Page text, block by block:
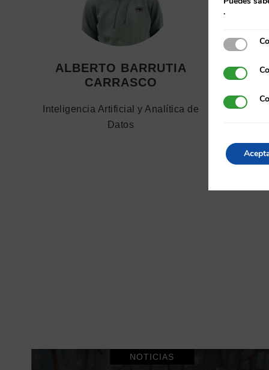
ALBERTO BARRUTIA
CARRASCO
Inteligencia Artificial y Analítica de
Datos
NOTICIAS
.
Cookies
Cookies
Cookies